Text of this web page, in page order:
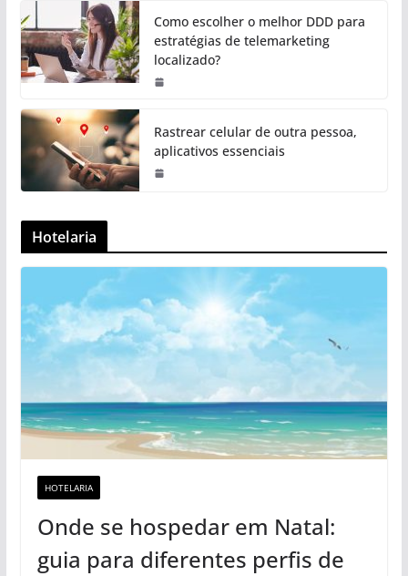
Como escolher o melhor DDD para
estratégias de telemarketing
localizado?
Rastrear celular de outra pessoa,
aplicativos essenciais
Hotelaria
HOTELARIA
Onde se hospedar em Natal:
guia para diferentes perfis de